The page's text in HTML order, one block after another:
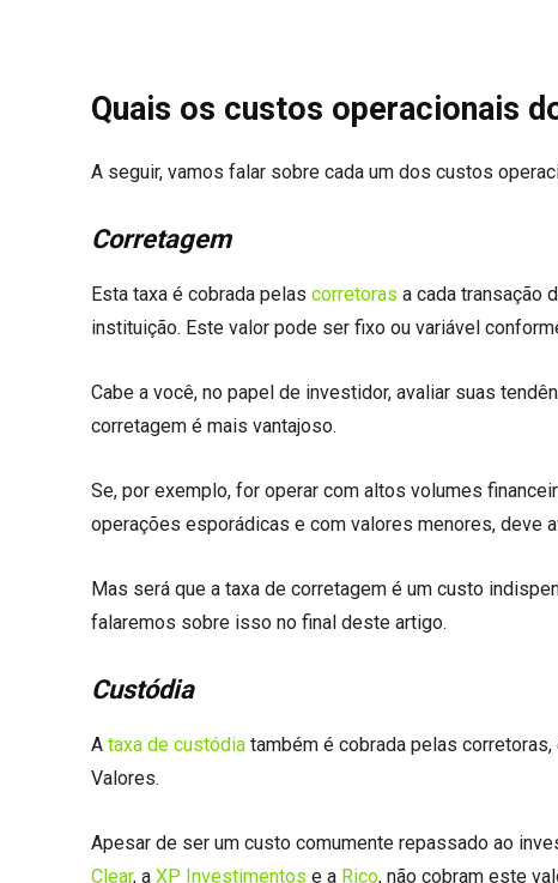
Quais os custos operacionais
A seguir, vamos falar sobre cada um dos custos
Corretagem
Esta taxa é cobrada pelas corretoras a cada transação
instituição. Este valor pode ser fixo ou variável
Cabe a você, no papel de investidor, avaliar suas
corretagem é mais vantajoso.
Se, por exemplo, for operar com altos volumes
operações esporádicas e com valores menores, deve
Mas será que a taxa de corretagem é um custo
falaremos sobre isso no final deste artigo.
Custódia
A taxa de custódia também é cobrada pelas
Valores.
Apesar de ser um custo comumente repassado ao
Clear, a XP Investimentos e a Rico, não cobram este